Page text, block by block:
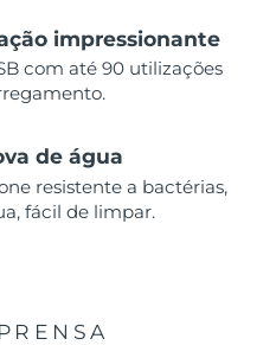
impressionante
com até 90 utilizações
de água
resistente a bactérias,
fácil de limpar.